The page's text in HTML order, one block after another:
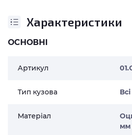
Характеристики
ОСНОВНІ
Артикул
Тип кузова Всі
Матеріал
мм